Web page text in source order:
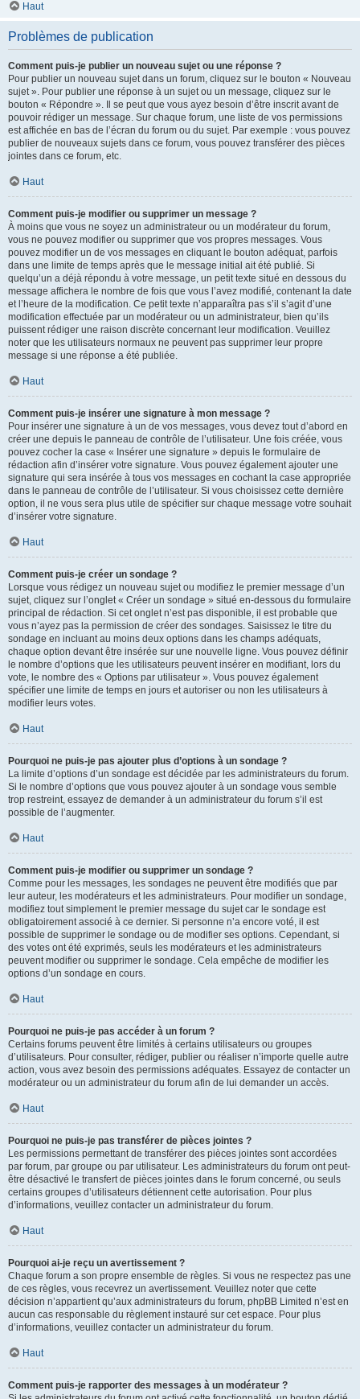
Haut
Problèmes de publication
Comment puis-je publier un nouveau sujet ou une réponse ?
Pour publier un nouveau sujet dans un forum, cliquez sur le bouton « Nouveau
sujet ». Pour publier une réponse à un sujet ou un message, cliquez sur le
bouton « Répondre ». Il se peut que vous ayez besoin d’être inscrit avant de
pouvoir rédiger un message. Sur chaque forum, une liste de vos permissions
est affichée en bas de l’écran du forum ou du sujet. Par exemple : vous pouvez
publier de nouveaux sujets dans ce forum, vous pouvez transférer des pièces
jointes dans ce forum, etc.
Haut
Comment puis-je modifier ou supprimer un message ?
À moins que vous ne soyez un administrateur ou un modérateur du forum,
vous ne pouvez modifier ou supprimer que vos propres messages. Vous
pouvez modifier un de vos messages en cliquant le bouton adéquat, parfois
dans une limite de temps après que le message initial ait été publié. Si
quelqu’un a déjà répondu à votre message, un petit texte situé en dessous du
message affichera le nombre de fois que vous l’avez modifié, contenant la date
et l’heure de la modification. Ce petit texte n’apparaîtra pas s’il s’agit d’une
modification effectuée par un modérateur ou un administrateur, bien qu’ils
puissent rédiger une raison discrète concernant leur modification. Veuillez
noter que les utilisateurs normaux ne peuvent pas supprimer leur propre
message si une réponse a été publiée.
Haut
Comment puis-je insérer une signature à mon message ?
Pour insérer une signature à un de vos messages, vous devez tout d’abord en
créer une depuis le panneau de contrôle de l’utilisateur. Une fois créée, vous
pouvez cocher la case « Insérer une signature » depuis le formulaire de
rédaction afin d’insérer votre signature. Vous pouvez également ajouter une
signature qui sera insérée à tous vos messages en cochant la case appropriée
dans le panneau de contrôle de l’utilisateur. Si vous choisissez cette dernière
option, il ne vous sera plus utile de spécifier sur chaque message votre souhait
d’insérer votre signature.
Haut
Comment puis-je créer un sondage ?
Lorsque vous rédigez un nouveau sujet ou modifiez le premier message d’un
sujet, cliquez sur l’onglet « Créer un sondage » situé en-dessous du formulaire
principal de rédaction. Si cet onglet n’est pas disponible, il est probable que
vous n’ayez pas la permission de créer des sondages. Saisissez le titre du
sondage en incluant au moins deux options dans les champs adéquats,
chaque option devant être insérée sur une nouvelle ligne. Vous pouvez définir
le nombre d’options que les utilisateurs peuvent insérer en modifiant, lors du
vote, le nombre des « Options par utilisateur ». Vous pouvez également
spécifier une limite de temps en jours et autoriser ou non les utilisateurs à
modifier leurs votes.
Haut
Pourquoi ne puis-je pas ajouter plus d’options à un sondage ?
La limite d’options d’un sondage est décidée par les administrateurs du forum.
Si le nombre d’options que vous pouvez ajouter à un sondage vous semble
trop restreint, essayez de demander à un administrateur du forum s’il est
possible de l’augmenter.
Haut
Comment puis-je modifier ou supprimer un sondage ?
Comme pour les messages, les sondages ne peuvent être modifiés que par
leur auteur, les modérateurs et les administrateurs. Pour modifier un sondage,
modifiez tout simplement le premier message du sujet car le sondage est
obligatoirement associé à ce dernier. Si personne n’a encore voté, il est
possible de supprimer le sondage ou de modifier ses options. Cependant, si
des votes ont été exprimés, seuls les modérateurs et les administrateurs
peuvent modifier ou supprimer le sondage. Cela empêche de modifier les
options d’un sondage en cours.
Haut
Pourquoi ne puis-je pas accéder à un forum ?
Certains forums peuvent être limités à certains utilisateurs ou groupes
d’utilisateurs. Pour consulter, rédiger, publier ou réaliser n’importe quelle autre
action, vous avez besoin des permissions adéquates. Essayez de contacter un
modérateur ou un administrateur du forum afin de lui demander un accès.
Haut
Pourquoi ne puis-je pas transférer de pièces jointes ?
Les permissions permettant de transférer des pièces jointes sont accordées
par forum, par groupe ou par utilisateur. Les administrateurs du forum ont peut-
être désactivé le transfert de pièces jointes dans le forum concerné, ou seuls
certains groupes d’utilisateurs détiennent cette autorisation. Pour plus
d’informations, veuillez contacter un administrateur du forum.
Haut
Pourquoi ai-je reçu un avertissement ?
Chaque forum a son propre ensemble de règles. Si vous ne respectez pas une
de ces règles, vous recevrez un avertissement. Veuillez noter que cette
décision n’appartient qu’aux administrateurs du forum, phpBB Limited n’est en
aucun cas responsable du règlement instauré sur cet espace. Pour plus
d’informations, veuillez contacter un administrateur du forum.
Haut
Comment puis-je rapporter des messages à un modérateur ?